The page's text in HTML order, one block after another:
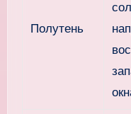
Полутень